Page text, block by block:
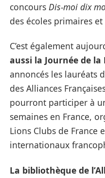
concours Dis-moi dix
des écoles primaires
C’est également
aussi la Journée de
annoncés les lauréats
des Alliances
pourront participer à
semaines en France,
Lions Clubs de France
internationaux
La bibliothèque de